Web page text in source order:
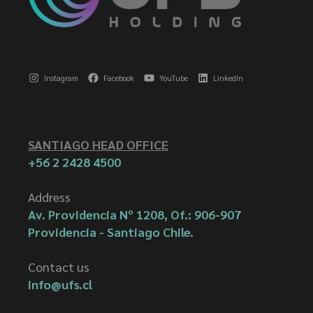
Instagram Facebook YouTube LinkedIn
SANTIAGO HEAD OFFICE
+56 2 2428 4500
Address
Av. Providencia Nº 1208, Of.: 906-907
Providencia - Santiago Chile.
Contact us
info@ufs.cl